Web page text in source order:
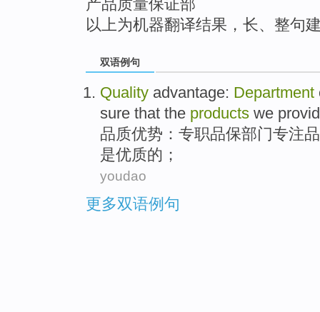
产品质量保证部
以上为机器翻译结果，长、整句
双语例句
Quality advantage: Department
sure that the products we
品质优势 ：专职品保部门专注
是优质的；
youdao
更多双语例句